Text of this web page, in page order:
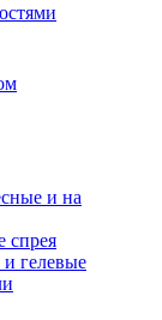
и на
спрея
гелевые